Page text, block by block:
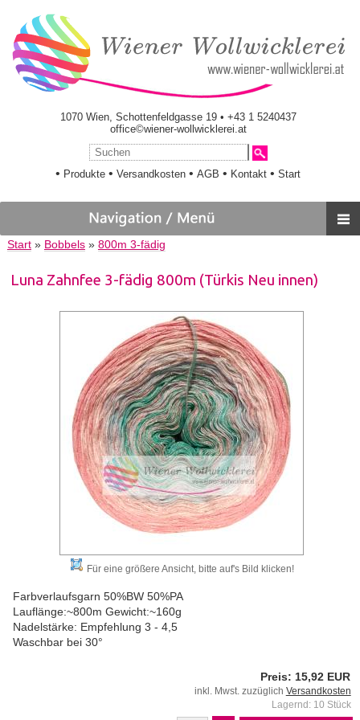
1070 Wien, Schottenfeldgasse 19 • +43 1 5240437
office©wiener-wollwicklerei.at
• Produkte •Versandkosten •AGB • Kontakt •Start
Start» Bobbels» 800m 3-fädig
Luna Zahnfee 3-fädig 800m (Türkis Neu innen)
Für eine größere Ansicht, bitte auf's Bild klicken!
Farbverlaufsgarn 50%BW 50%PA
Lauflänge:~800m Gewicht:~160g
Nadelstärke: Empfehlung 3 - 4,5
Waschbar bei 30°
Preis: 15,92 EUR
inkl. Mwst. zuzüglich Versandkosten
Lagernd: 10 Stück